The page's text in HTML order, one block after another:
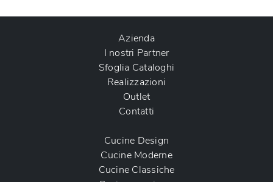
Azienda
I nostri Partner
Sfoglia Cataloghi
Realizzazioni
Outlet
Contatti
Cucine Design
Cucine Moderne
Cucine Classiche